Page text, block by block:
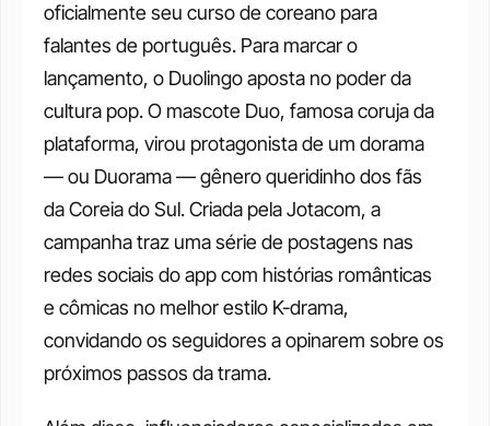
oficialmente seu curso de coreano para
falantes de português. Para marcar o
lançamento, o Duolingo aposta no poder da
cultura pop. O mascote Duo, famosa coruja da
plataforma, virou protagonista de um dorama
— ou Duorama — gênero queridinho dos fãs
da Coreia do Sul. Criada pela Jotacom, a
campanha traz uma série de postagens nas
redes sociais do app com histórias românticas
e cômicas no melhor estilo K-drama,
convidando os seguidores a opinarem sobre os
próximos passos da trama.